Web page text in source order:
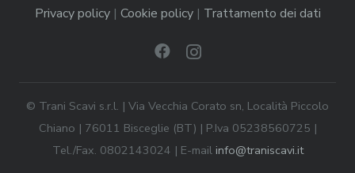
Privacy policy| Cookie policy| Trattamento dei dati
© Trani Scavi s.r.l. | Via Vecchia Corato sn, Località Piccolo
Chiano | 76011 Bisceglie (BT) | P.Iva 05238560725 |
Tel./Fax. 0802143024 | E-mail info@traniscavi.it